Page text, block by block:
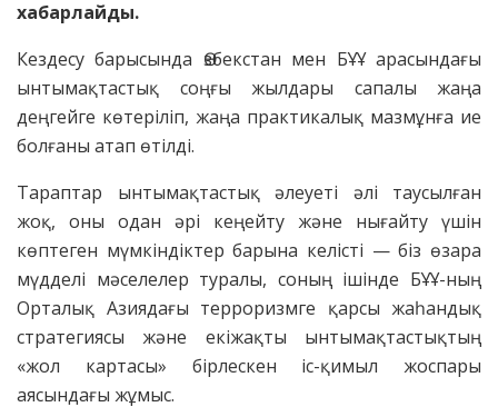
хабарлайды.
Кездесу барысында Өзбекстан мен БҰҰ арасындағы
ынтымақтастық соңғы жылдары сапалы жаңа
деңгейге көтеріліп, жаңа практикалық мазмұнға ие
болғаны атап өтілді.
Тараптар ынтымақтастық әлеуеті әлі таусылған
жоқ, оны одан әрі кеңейту және нығайту үшін
көптеген мүмкіндіктер барына келісті — біз өзара
мүдделі мәселелер туралы, соның ішінде БҰҰ-ның
Орталық Азиядағы терроризмге қарсы жаһандық
стратегиясы және екіжақты ынтымақтастықтың
«жол картасы» бірлескен іс-қимыл жоспары
аясындағы жұмыс.